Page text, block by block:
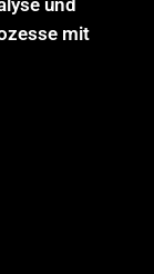
und
mit